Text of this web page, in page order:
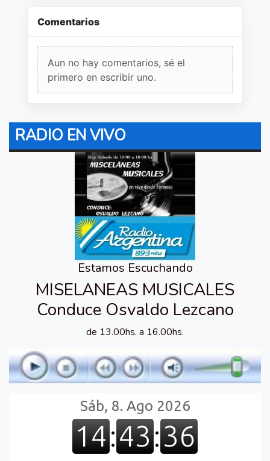
Comentarios
Aun no hay comentarios, sé el
primero en escribir uno.
RADIO EN VIVO
Estamos Escuchando
MISELANEAS MUSICALES
Conduce Osvaldo Lezcano
de 13.00hs. a 16.00hs.